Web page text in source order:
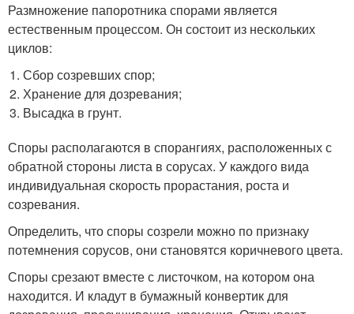
Размножение папоротника спорами является
естественным процессом. Он состоит из нескольких
циклов:
Сбор созревших спор;
Хранение для дозревания;
Высадка в грунт.
Споры располагаются в спорангиях, расположенных с
обратной стороны листа в сорусах. У каждого вида
индивидуальная скорость прорастания, роста и
созревания.
Определить, что споры созрели можно по признаку
потемнения сорусов, они становятся коричневого цвета.
Споры срезают вместе с листочком, на котором она
находится. И кладут в бумажный конвертик для